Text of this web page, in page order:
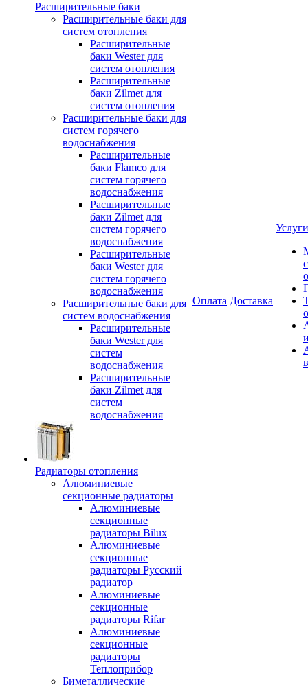
Расширительные баки
Расширительные баки для
систем отопления
Расширительные
баки Wester для
систем отопления
Расширительные
баки Zilmet для
систем отопления
Расширительные баки для
систем горячего
водоснабжения
Расширительные
баки Flamco для
систем горячего
водоснабжения
Расширительные
баки Zilmet для
систем горячего
водоснабжения
Расширительные
баки Wester для
систем горячего
водоснабжения
Расширительные баки для
систем водоснабжения
Расширительные
баки Wester для
систем
водоснабжения
Расширительные
баки Zilmet для
систем
водоснабжения
Радиаторы отопления
Алюминиевые
секционные радиаторы
Алюминиевые
секционные
радиаторы Bilux
Алюминиевые
секционные
радиаторы Русский
радиатор
Алюминиевые
секционные
радиаторы Rifar
Алюминиевые
секционные
радиаторы
Теплоприбор
Биметаллические
Оплата Доставка
Услуги